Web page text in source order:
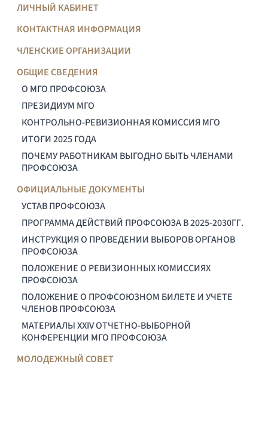
ЛИЧНЫЙ КАБИНЕТ
КОНТАКТНАЯ ИНФОРМАЦИЯ
ЧЛЕНСКИЕ ОРГАНИЗАЦИИ
ОБЩИЕ СВЕДЕНИЯ
О МГО ПРОФСОЮЗА
ПРЕЗИДИУМ МГО
КОНТРОЛЬНО-РЕВИЗИОННАЯ КОМИССИЯ МГО
ИТОГИ 2025 ГОДА
ПОЧЕМУ РАБОТНИКАМ ВЫГОДНО БЫТЬ ЧЛЕНАМИ
ПРОФСОЮЗА
ОФИЦИАЛЬНЫЕ ДОКУМЕНТЫ
УСТАВ ПРОФСОЮЗА
ПРОГРАММА ДЕЙСТВИЙ ПРОФСОЮЗА В 2025-2030ГГ.
ИНСТРУКЦИЯ О ПРОВЕДЕНИИ ВЫБОРОВ ОРГАНОВ
ПРОФСОЮЗА
ПОЛОЖЕНИЕ О РЕВИЗИОННЫХ КОМИССИЯХ
ПРОФСОЮЗА
ПОЛОЖЕНИЕ О ПРОФСОЮЗНОМ БИЛЕТЕ И УЧЕТЕ
ЧЛЕНОВ ПРОФСОЮЗА
МАТЕРИАЛЫ XXIV ОТЧЕТНО-ВЫБОРНОЙ
КОНФЕРЕНЦИИ МГО ПРОФСОЮЗА
МОЛОДЕЖНЫЙ СОВЕТ